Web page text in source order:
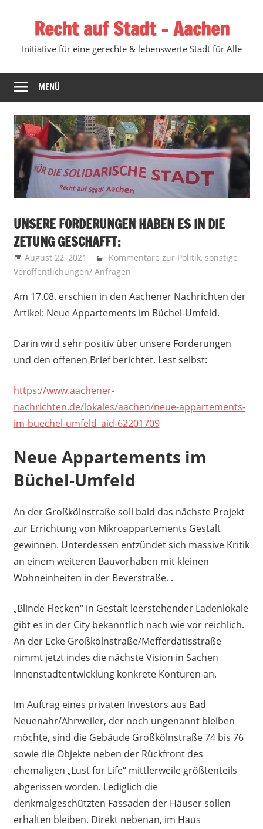
Recht auf Stadt – Aachen
Initiative für eine gerechte & lebenswerte Stadt für Alle
MENÜ
UNSERE FORDERUNGEN HABEN ES IN DIE
ZETUNG GESCHAFFT:
August 22, 2021 Recht auf Stadt Aachen
Kommentare zur Politik, sonstige
Veröffentlichungen/ Anfragen
Am 17.08. erschien in den Aachener Nachrichten der
Artikel: Neue Appartements im Büchel-Umfeld.
Darin wird sehr positiv über unsere Forderungen
und den offenen Brief berichtet. Lest selbst:
https://www.aachener-
nachrichten.de/lokales/aachen/neue-appartements-
im-buechel-umfeld_aid-62201709
Neue Appartements im
Büchel-Umfeld
An der Großkölnstraße soll bald das nächste Projekt
zur Errichtung von Mikroappartements Gestalt
gewinnen. Unterdessen entzündet sich massive Kritik
an einem weiteren Bauvorhaben mit kleinen
Wohneinheiten in der Beverstraße. .
„Blinde Flecken“ in Gestalt leerstehender Ladenlokale
gibt es in der City bekanntlich nach wie vor reichlich.
An der Ecke Großkölnstraße/Mefferdatisstraße
nimmt jetzt indes die nächste Vision in Sachen
Innenstadtentwicklung konkrete Konturen an.
Im Auftrag eines privaten Investors aus Bad
Neuenahr/Ahrweiler, der noch ungenannt bleiben
möchte, sind die Gebäude Großkölnstraße 74 bis 76
sowie die Objekte neben der Rückfront des
ehemaligen „Lust for Life“ mittlerweile größtenteils
abgerissen worden. Lediglich die
denkmalgeschützten Fassaden der Häuser sollen
erhalten bleiben. Direkt nebenan, im Haus